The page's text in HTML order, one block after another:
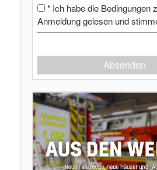
* Ich habe die Bedingungen
Anmeldung gelesen und
Absenden